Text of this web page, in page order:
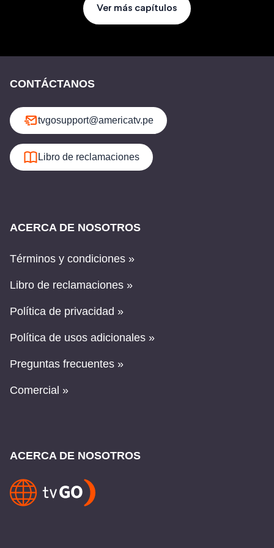
Ver más capítulos
CONTÁCTANOS
tvgosupport@americatv.pe
Libro de reclamaciones
ACERCA DE NOSOTROS
Términos y condiciones »
Libro de reclamaciones »
Política de privacidad »
Política de usos adicionales »
Preguntas frecuentes »
Comercial »
ACERCA DE NOSOTROS